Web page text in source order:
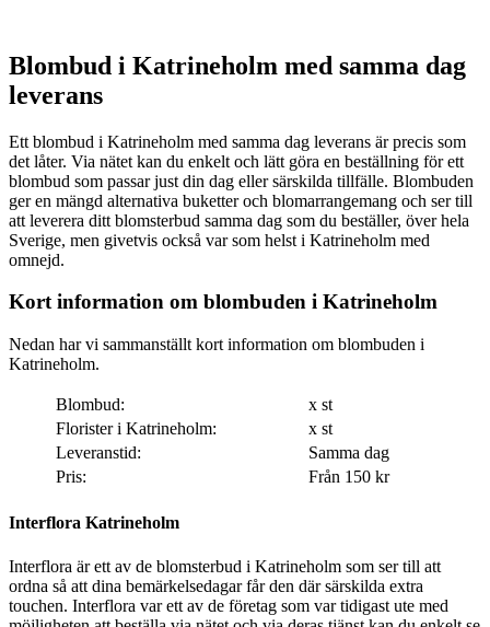
Blombud i Katrineholm med samma dag
leverans
Ett blombud i Katrineholm med samma dag leverans är precis som
det låter. Via nätet kan du enkelt och lätt göra en beställning för ett
blombud som passar just din dag eller särskilda tillfälle. Blombuden
ger en mängd alternativa buketter och blomarrangemang och ser till
att leverera ditt blomsterbud samma dag som du beställer, över hela
Sverige, men givetvis också var som helst i Katrineholm med
omnejd.
Kort information om blombuden i Katrineholm
Nedan har vi sammanställt kort information om blombuden i
Katrineholm.
Blombud:
x st
Florister i Katrineholm:
x st
Leveranstid:
Samma dag
Pris:
Från 150 kr
Interflora Katrineholm
Interflora är ett av de blomsterbud i Katrineholm som ser till att
ordna så att dina bemärkelsedagar får den där särskilda extra
touchen. Interflora var ett av de företag som var tidigast ute med